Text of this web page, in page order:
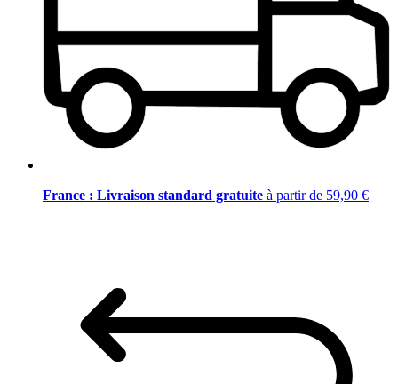
France : Livraison standard gratuite à partir de 59,90 €